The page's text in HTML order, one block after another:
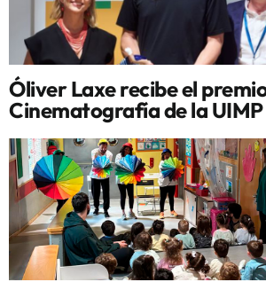
Óliver Laxe recibe el
Cinematografía de la UIMP